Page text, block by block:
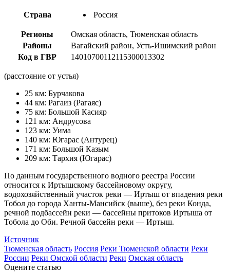
Страна Россия
Регионы
Омская область, Тюменская область
Районы
Вагайский район, Усть-Ишимский район
Код в ГВР
14010700112115300013302
(расстояние от устья)
25 км: Бурчакова
44 км: Рагаиз (Рагаяс)
75 км: Большой Касияр
121 км: Андрусова
123 км: Уима
140 км: Югарас (Антурец)
171 км: Большой Казым
209 км: Тархия (Югарас)
По данным государственного водного реестра России
относится к Иртышскому бассейновому округу,
водохозяйственный участок реки — Иртыш от впадения реки
Тобол до города Ханты-Мансийск (выше), без реки Конда,
речной подбассейн реки — бассейны притоков Иртыша от
Тобола до Оби. Речной бассейн реки — Иртыш.
Источник
Тюменская область Россия Реки Тюменской области Реки
России Реки Омской области Реки Омская область
Оцените статью